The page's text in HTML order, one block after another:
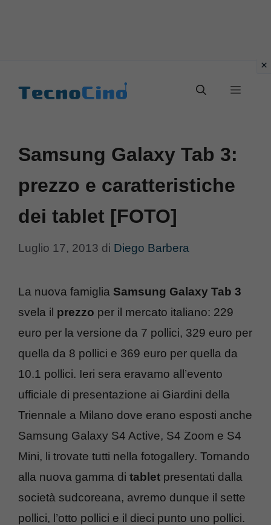
Menu
Samsung Galaxy Tab 3:
prezzo e caratteristiche
dei tablet [FOTO]
Luglio 17, 2013 di Diego Barbera
La nuova famiglia Samsung Galaxy Tab 3
svela il prezzo per il mercato italiano: 229
euro per la versione da 7 pollici, 329 euro per
quella da 8 pollici e 369 euro per quella da
10.1 pollici. Ieri sera eravamo all’evento
ufficiale di presentazione ai Giardini della
Triennale a Milano dove erano esposti anche
Samsung Galaxy S4 Active, S4 Zoom e S4
Mini, li trovate tutti nella fotogallery. Tornando
alla nuova gamma di tablet presentati dalla
società sudcoreana, avremo dunque il sette
pollici, l’otto pollici e il dieci punto uno pollici.